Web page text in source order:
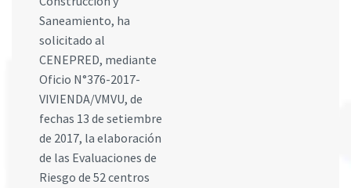
Saneamiento, ha
solicitado al
CENEPRED, mediante
Oficio N°376-2017-
VIVIENDA/VMVU, de
fechas 13 de setiembre
de 2017, la elaboración
de las Evaluaciones de
Riesgo de 52 centros